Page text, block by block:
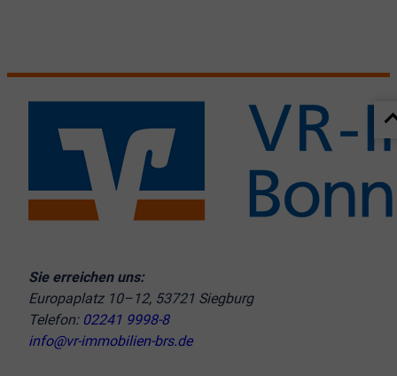
Sie erreichen uns:
Europaplatz 10–12, 53721 Siegburg
Telefon: 02241 9998-8
info@vr-immobilien-brs.de